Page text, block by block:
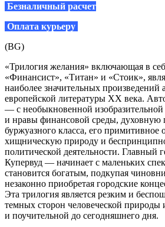
Безналичный расчет
Оплата курьеру
(BG)
«Трилогия желания» включающая в
«Финансист», «Титан» и «Стоик»,
наиболее значительных произведений
европейской литературы XX века.
— с необыкновенной
и нравы финансовой среды, духовную
буржуазного класса, его
хищническую природу и
политической деятельности.
Купервуд — начинает с маленьких
становится богатым, подкупая
незаконно приобретая городские
Эта трилогия является резким и
темных сторон человеческой природы
и поучительной до сегодняшнего дня.